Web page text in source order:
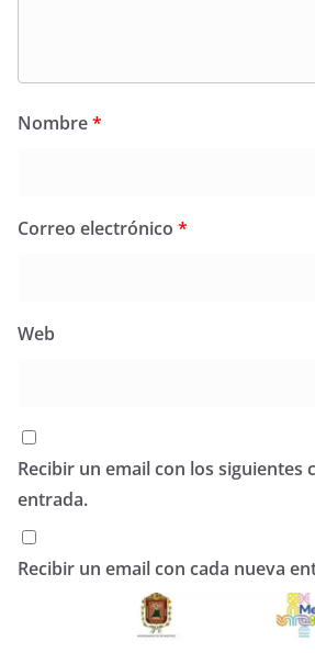
Nombre*
Correo electrónico *
Web
Recibir un email con los siguientes
entrada.
Recibir un email con cada nueva